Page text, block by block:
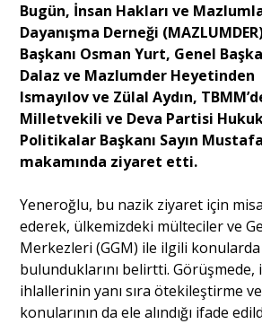
Söyleşi
Yazı Dizisi
Portre
Yazarlar
Eğitim
Bugün, İnsan Hakları ve
Dayanışma Derneği
Başkanı Osman Yurt, Genel
Dalaz ve Mazlumder
Ismayılov ve Zülal Aydın,
Milletvekili ve Deva Partisi
Politikalar Başkanı Sayın
makamında ziyaret etti.
Yeneroğlu, bu nazik ziyaret için
ederek, ülkemizdeki mülteciler ve
Merkezleri (GGM) ile ilgili
bulunduklarını belirtti. Görüşmede,
ihlallerinin yanı sıra ötekileştirme ve
konularının da ele alındığı ifade